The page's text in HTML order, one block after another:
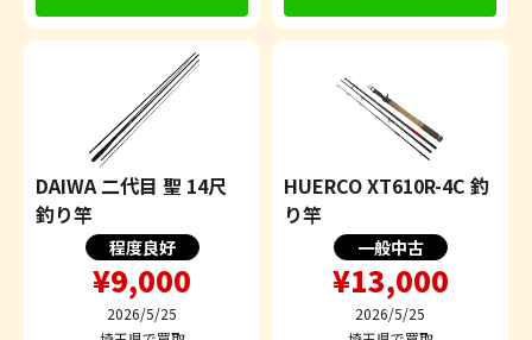
DAIWA 二代目 聖 14尺
釣り竿
程度良好
¥9,000
2026/5/25
HUERCO XT610R-4C 釣
り竿
一般中古
¥13,000
2026/5/25